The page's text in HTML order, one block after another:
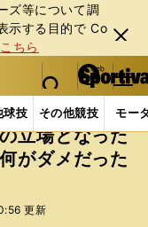
ズ等について調
⽰する⽬的で Co
ちら
閉じ
る
web Sportiva (webスポルティーバ)
検索
マイペ
ー
ジ
メニュ
球技 その他競技 モー
表 日本代表 コ
立場となった
がダメだった
更新